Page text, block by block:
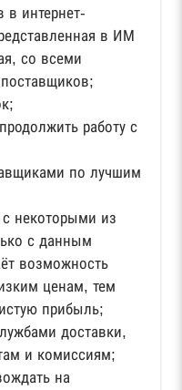
в интернет-
в ИМ
со всеми
работу с
по лучшим
некоторыми из
с данным
возможность
ценам, тем
прибыль;
доставки,
и комиссиям;
на